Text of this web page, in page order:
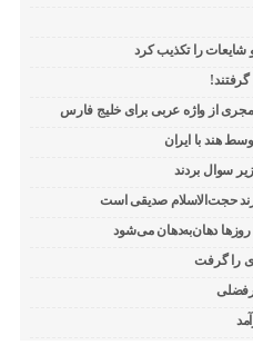
شایعات را تکذیب کرد
از واژه عربی برای خلیج فارس
هند با ایران
حجت‌الاسلام صدیقی است
دهان‌به‌دهان می‌شود
را گرفت